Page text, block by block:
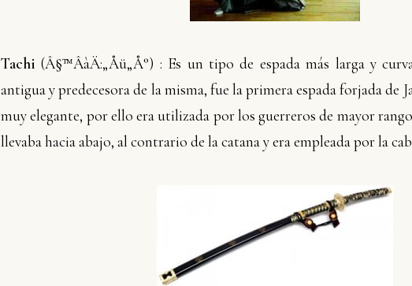
Tachi (Â§™ÂàÄ:„Åü„Å°) : Es un tipo de espada más larga y
antigua y predecesora de la misma, fue la primera espada forjada de
muy elegante, por ello era utilizada por los guerreros de mayor
llevaba hacia abajo, al contrario de la catana y era empleada por la